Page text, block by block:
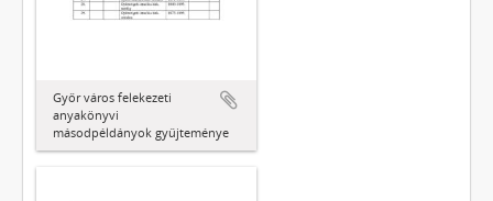
Győr város felekezeti
anyakönyvi
másodpéldányok gyűjteménye